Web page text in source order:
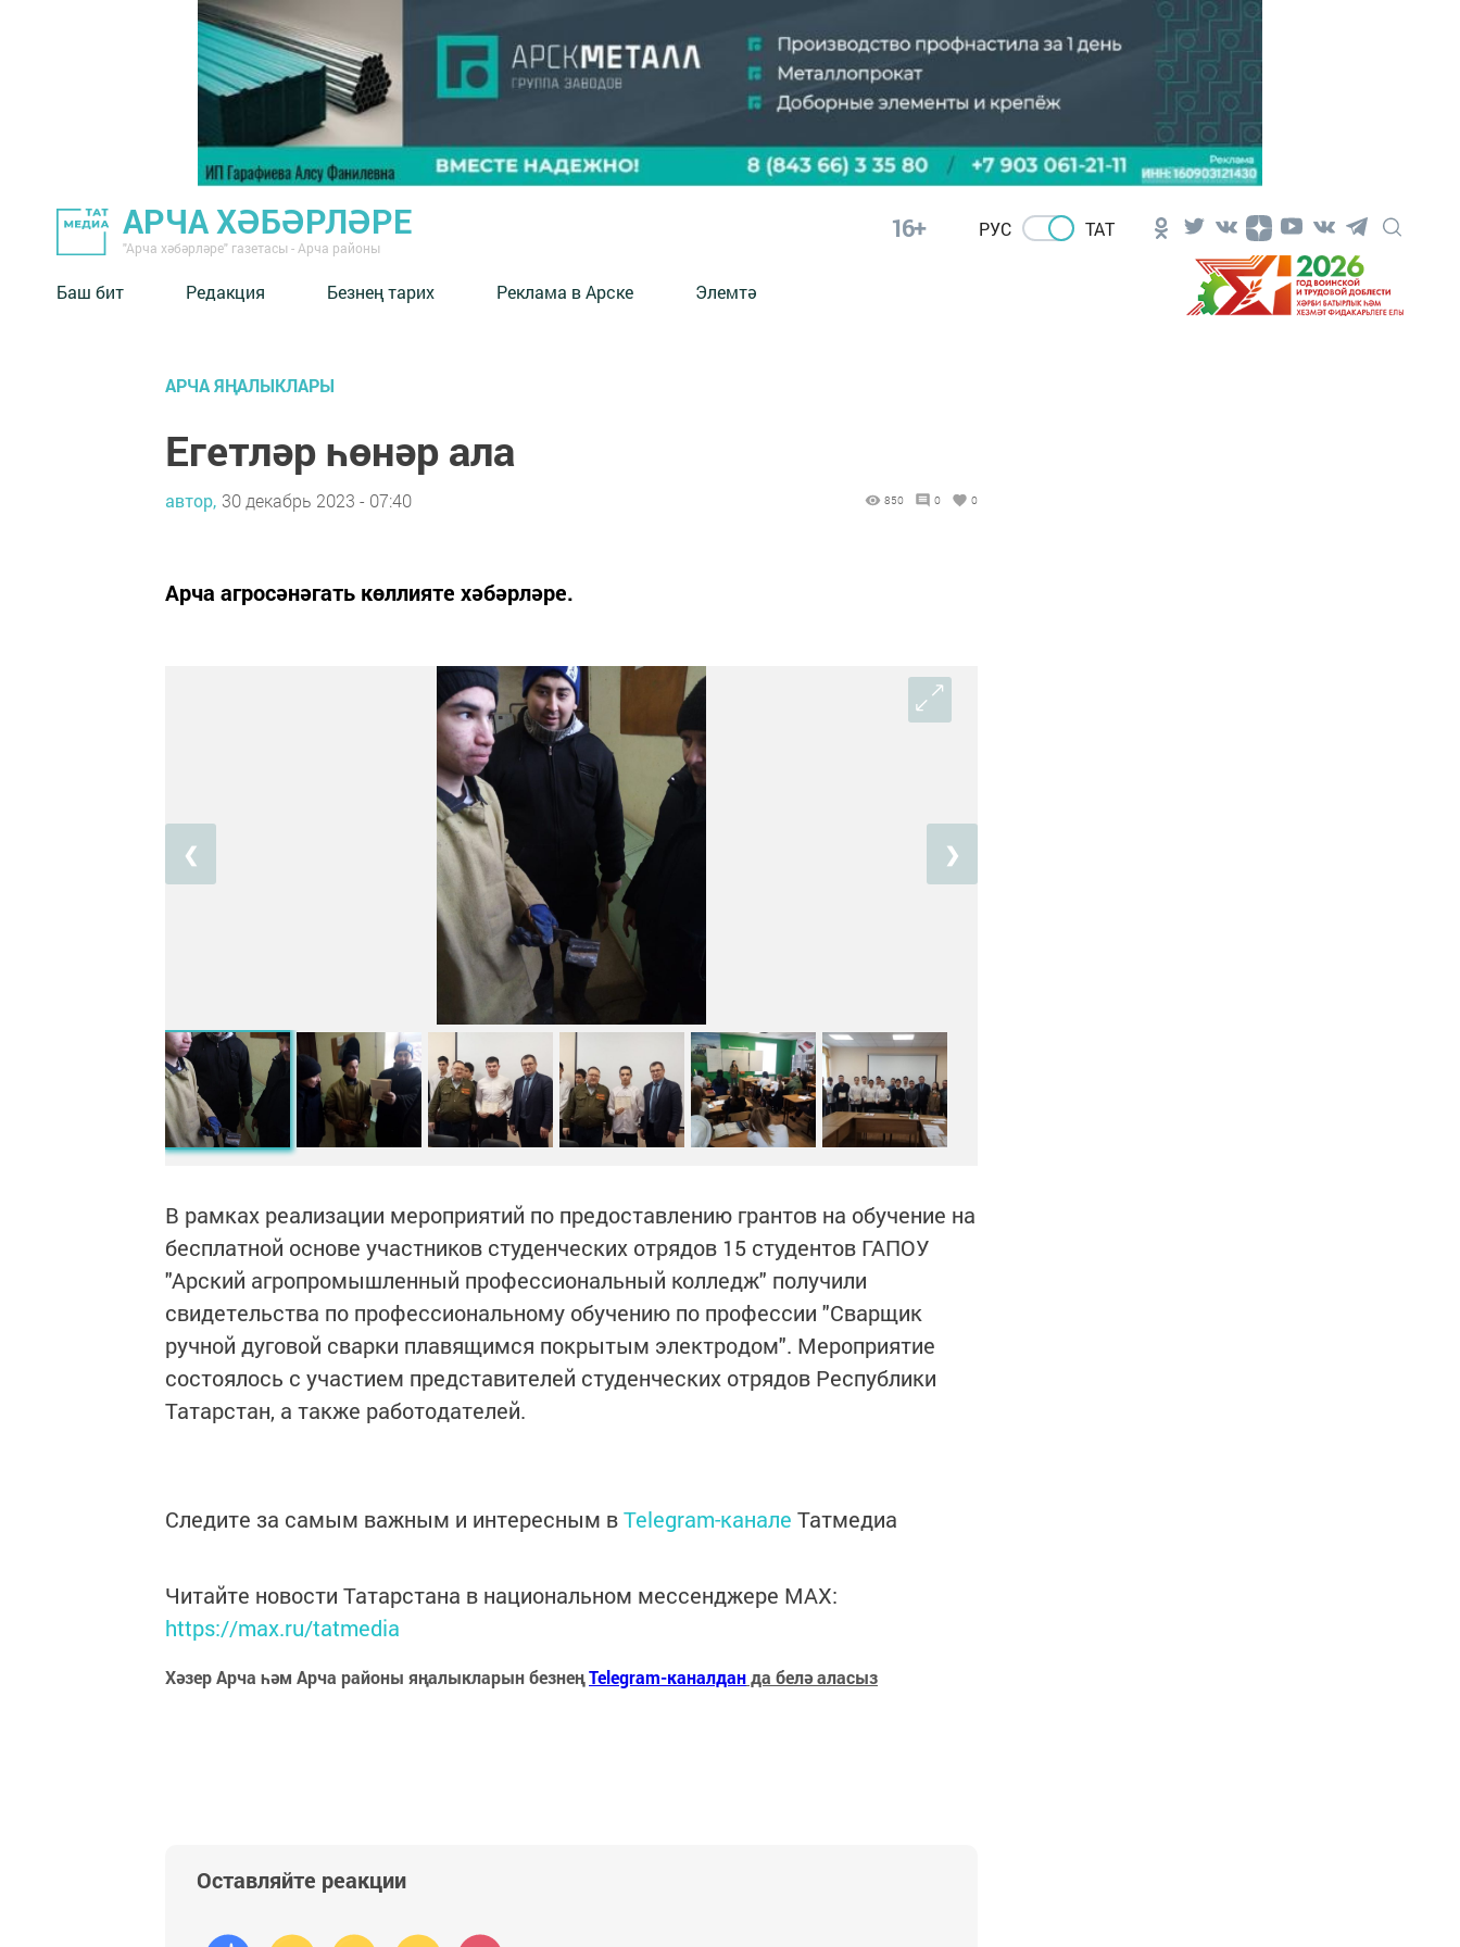
АРЧА ХӘБӘРЛӘРЕ
"Арча хәбәрләре" газетасы - Арча районы
16+ РУС ТАТ
Баш бит Редакция Безнең тарих Реклама в Арске Элемтә
АРЧА ЯҢАЛЫКЛАРЫ
Егетләр һөнәр ала
автор, 30 декабрь 2023 - 07:40 850 0 0
Арча агросәнәгать көллияте хәбәрләре.
❮ ❯
В рамках реализации мероприятий по предоставлению грантов на обучение на
бесплатной основе участников студенческих отрядов 15 студентов ГАПОУ
"Арский агропромышленный профессиональный колледж" получили
свидетельства по профессиональному обучению по профессии "Сварщик
ручной дуговой сварки плавящимся покрытым электродом". Мероприятие
состоялось с участием представителей студенческих отрядов Республики
Татарстан, а также работодателей.
Следите за самым важным и интересным вTelegram-канале Татмедиа
Читайте новости Татарстана в национальном мессенджере MАХ:
https://max.ru/tatmedia
Хәзер Арча һәм Арча районы яңалыкларын безнеңTelegram-каналданда белә аласыз
Оставляйте реакции